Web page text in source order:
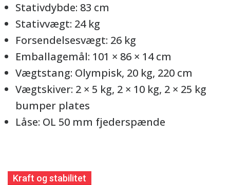
Stativdybde: 83 cm
Stativvægt: 24 kg
Forsendelsesvægt: 26 kg
Emballagemål: 101 × 86 × 14 cm
Vægtstang: Olympisk, 20 kg, 220 cm
Vægtskiver: 2 × 5 kg, 2 × 10 kg, 2 × 25 kg
bumper plates
Låse: OL 50 mm fjederspænde
Kraft og stabilitet